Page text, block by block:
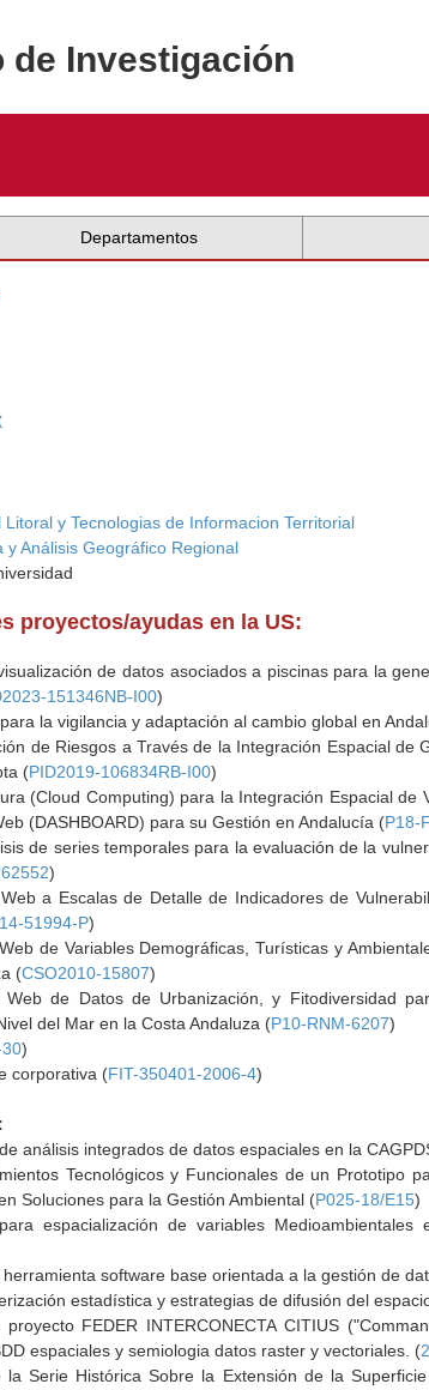
de Investigación
Departamentos
y Tecnologias de Informacion Territorial
y Análisis Geográfico Regional
proyectos/ayudas en la US:
de datos asociados a piscinas para la
151346NB-I00)
la vigilancia y adaptación al cambio global en
de Riesgos a Través de la Integración Espacial
(PID2019-106834RB-I00)
(Cloud Computing) para la Integración Espacial
(DASHBOARD) para su Gestión en Andalucía (P18-
de series temporales para la evaluación de la
)
a Escalas de Detalle de Indicadores de
51994-P)
de Variables Demográficas, Turísticas y
(CSO2010-15807)
Web de Datos de Urbanización, y Fitodiversidad
del Mar en la Costa Andaluza (P10-RNM-6207)
)
corporativa (FIT-350401-2006-4)
análisis integrados de datos espaciales en la
Tecnológicos y Funcionales de un Prototipo
Soluciones para la Gestión Ambiental (P025-18/E15)
espacialización de variables
software base orientada a la gestión de
estadística y estrategias de difusión del
FEDER INTERCONECTA CITIUS
espaciales y semiologia datos raster y vectoriales. (
la Serie Histórica Sobre la Extensión de la